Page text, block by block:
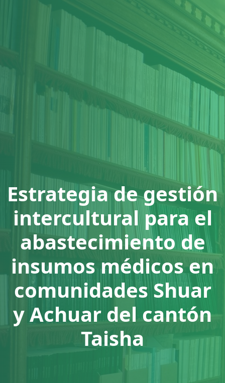
Estrategia de gestión
intercultural para el
abastecimiento de
insumos médicos en
comunidades Shuar
y Achuar del cantón
Taisha